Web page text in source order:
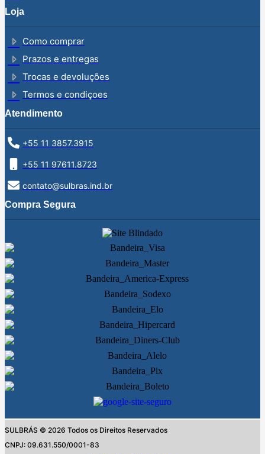
Loja
Como comprar
Prazos e entregas
Trocas e devoluções
Termos e condiçoes
Atendimento
+55 11 3857.3915
+55 11 97611.8723
contato@sulbras.ind.br
Compra Segura
SULBRÁS © 2026 Todos os Direitos Reservados
CNPJ: 09.631.550/0001-83